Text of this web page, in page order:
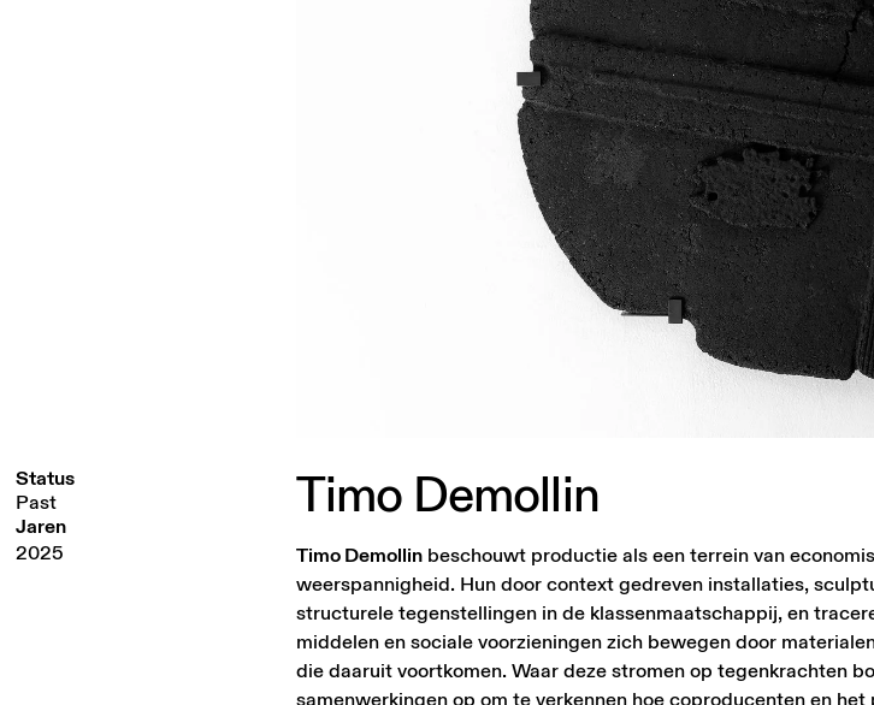
Status
Past
Jaren
2025
Timo Demollin
Timo Demollinbeschouwt productie als een terrein van
weerspannigheid. Hun door context gedreven installaties,
structurele tegenstellingen in de klassenmaatschappij, en
middelen en sociale voorzieningen zich bewegen door
die daaruit voortkomen. Waar deze stromen op tegenkrachten
samenwerkingen op om te verkennen hoe coproducenten en